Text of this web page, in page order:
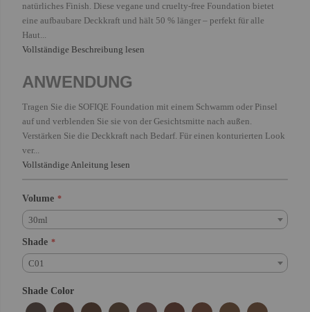
natürliches Finish. Diese vegane und cruelty-free Foundation bietet
eine aufbaubare Deckkraft und hält 50 % länger – perfekt für alle
Haut...
Vollständige Beschreibung lesen
ANWENDUNG
Tragen Sie die SOFIQE Foundation mit einem Schwamm oder Pinsel
auf und verblenden Sie sie von der Gesichtsmitte nach außen.
Verstärken Sie die Deckkraft nach Bedarf. Für einen konturierten Look
ver...
Vollständige Anleitung lesen
Volume
30ml
Shade
C01
Shade Color